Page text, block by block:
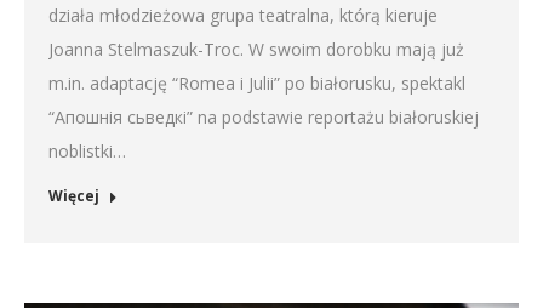
działa młodzieżowa grupa teatralna, którą kieruje
Joanna Stelmaszuk-Troc. W swoim dorobku mają już
m.in. adaptację “Romea i Julii” po białorusku, spektakl
“Апошнія сьведкі” na podstawie reportażu białoruskiej
noblistki…
Więcej